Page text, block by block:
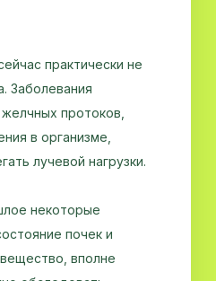
практически не
Заболевания
протоков,
в организме,
лучевой нагрузки.
некоторые
почек и
вполне